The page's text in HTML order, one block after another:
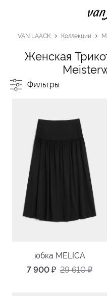
VAN LAACK Коллекции
Женская
Фильтры
юбка MELICA
7 900 ₽ 29 610₽